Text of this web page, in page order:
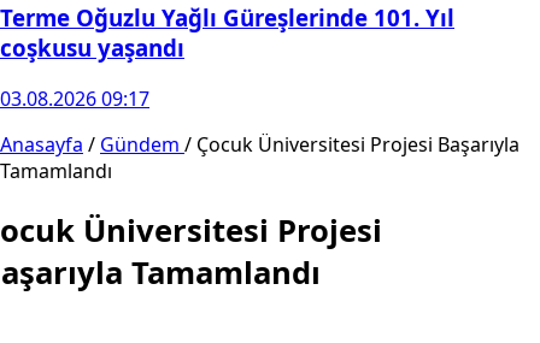
Terme Oğuzlu Yağlı Güreşlerinde 101. Yıl
coşkusu yaşandı
03.08.2026 09:17
Anasayfa / Gündem / Çocuk Üniversitesi Projesi Başarıyla
Tamamlandı
Üniversitesi Projesi
Tamamlandı